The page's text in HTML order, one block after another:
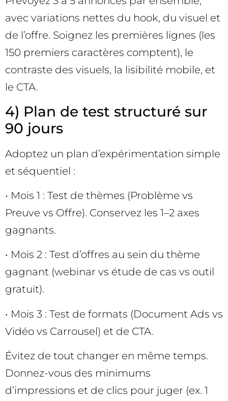
avec variations nettes du hook, du visuel et
de l’offre. Soignez les premières lignes (les
150 premiers caractères comptent), le
contraste des visuels, la lisibilité mobile, et
le CTA.
4) Plan de test structuré sur
90 jours
Adoptez un plan d’expérimentation simple
et séquentiel :
• Mois 1 : Test de thèmes (Problème vs
Preuve vs Offre). Conservez les 1–2 axes
gagnants.
• Mois 2 : Test d’offres au sein du thème
gagnant (webinar vs étude de cas vs outil
gratuit).
• Mois 3 : Test de formats (Document Ads vs
Vidéo vs Carrousel) et de CTA.
Évitez de tout changer en même temps.
Donnez-vous des minimums
d’impressions et de clics pour juger (ex. 1